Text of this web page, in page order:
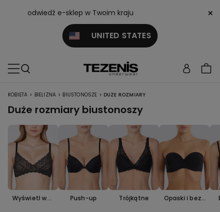
odwiedź e-sklep w Twoim kraju
UNITED STATES
×
KOBIETA > BIELIZNA > BIUSTONOSZE > DUŻE ROZMIARY
Duże rozmiary biustonoszy
Wyświetl wsz
Push-up Trójkątne
Opaski i bez r